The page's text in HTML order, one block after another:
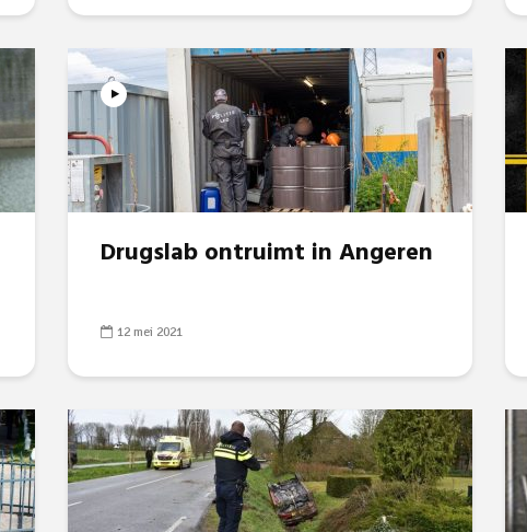
Drugslab ontruimt in Angeren
12 mei 2021